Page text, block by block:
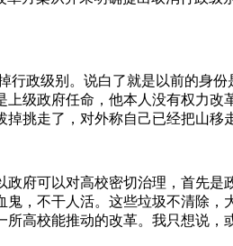
行政级别。说白了就是以前的身
级政府任命，他本人没有权力
挑走了，对外称自己已经把山移
政府可以对高校密切治理，首先
鬼，不干人活。这些垃圾不清除
高校能推动的改革。我只想说，